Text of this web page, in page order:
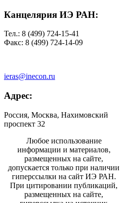
Канцелярия ИЭ РАН:
Тел.: 8 (499) 724-15-41
Факс: 8 (499) 724-14-09
ieras@inecon.ru
Адрес:
Россия, Москва, Нахимовский
проспект 32
Любое использование
информации и материалов,
размещенных на сайте,
допускается только при наличии
гиперссылки на сайт ИЭ РАН.
При цитировании публикаций,
размещенных на сайте,